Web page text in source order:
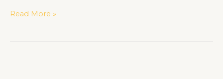
Read More »